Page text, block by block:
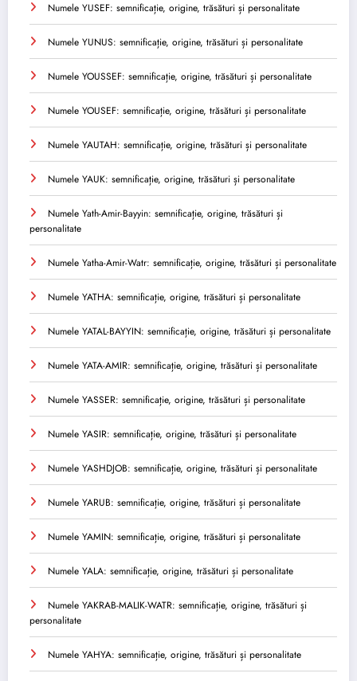
Numele YUSEF: semnificație, origine, trăsături și personalitate
Numele YUNUS: semnificație, origine, trăsături și personalitate
Numele YOUSSEF: semnificație, origine, trăsături și personalitate
Numele YOUSEF: semnificație, origine, trăsături și personalitate
Numele YAUTAH: semnificație, origine, trăsături și personalitate
Numele YAUK: semnificație, origine, trăsături și personalitate
Numele Yath-Amir-Bayyin: semnificație, origine, trăsături și
personalitate
Numele Yatha-Amir-Watr: semnificație, origine, trăsături și personalitate
Numele YATHA: semnificație, origine, trăsături și personalitate
Numele YATAL-BAYYIN: semnificație, origine, trăsături și personalitate
Numele YATA-AMIR: semnificație, origine, trăsături și personalitate
Numele YASSER: semnificație, origine, trăsături și personalitate
Numele YASIR: semnificație, origine, trăsături și personalitate
Numele YASHDJOB: semnificație, origine, trăsături și personalitate
Numele YARUB: semnificație, origine, trăsături și personalitate
Numele YAMIN: semnificație, origine, trăsături și personalitate
Numele YALA: semnificație, origine, trăsături și personalitate
Numele YAKRAB-MALIK-WATR: semnificație, origine, trăsături și
personalitate
Numele YAHYA: semnificație, origine, trăsături și personalitate